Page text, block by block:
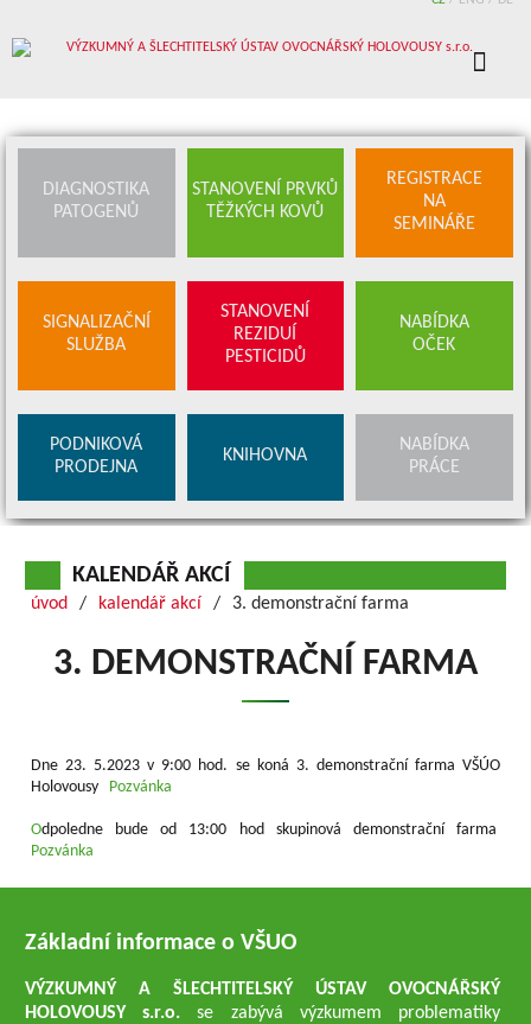
DIAGNOSTIKA
PATOGENŮ
STANOVENÍ PRVKŮ
TĚŽKÝCH KOVŮ
REGISTRACE
NA
SEMINÁŘE
SIGNALIZAČNÍ
SLUŽBA
STANOVENÍ
REZIDUÍ
PESTICIDŮ
NABÍDKA
OČEK
PODNIKOVÁ
PRODEJNA
KNIHOVNA
NABÍDKA
PRÁCE
KALENDÁŘ AKCÍ
úvod kalendář akcí 3. demonstrační farma
3. DEMONSTRAČNÍ FARMA
Dne 23. 5.2023 v 9:00 hod. se koná 3. demonstrační farma VŠÚO
Holovousy Pozvánka
Odpoledne bude od 13:00 hod skupinová demonstrační farma
Pozvánka
Základní informace o VŠUO
VÝZKUMNÝ A ŠLECHTITELSKÝ ÚSTAV OVOCNÁŘSKÝ
HOLOVOUSY s.r.o.se zabývá výzkumem problematiky